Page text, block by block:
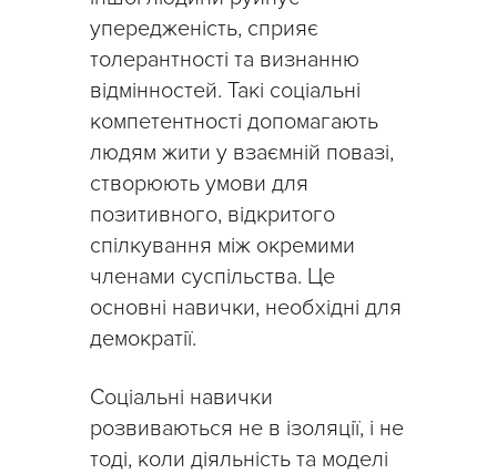
упередженість, сприяє
толерантності та визнанню
відмінностей. Такі соціальні
компетентності допомагають
людям жити у взаємній повазі,
створюють умови для
позитивного, відкритого
спілкування між окремими
членами суспільства. Це
основні навички, необхідні для
демократії.
Соціальні навички
розвиваються не в ізоляції, і не
тоді, коли діяльність та моделі